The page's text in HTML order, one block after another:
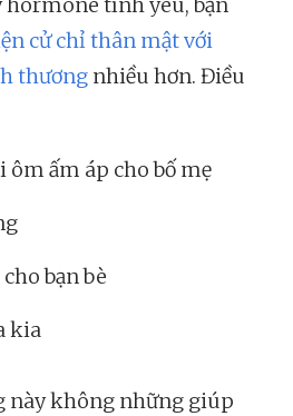
cử chỉ thân mật với
thương nhiều hơn. Điều
ôm ấm áp cho bố mẹ
bạn bè
kia
này không những giúp